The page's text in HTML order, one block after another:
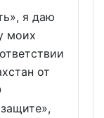
я даю
моих
от